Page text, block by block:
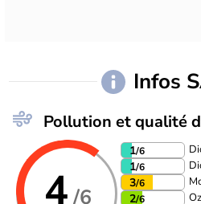
Infos
Pollution et qualité
4 /6
1/6
1/6
3/6
2/6